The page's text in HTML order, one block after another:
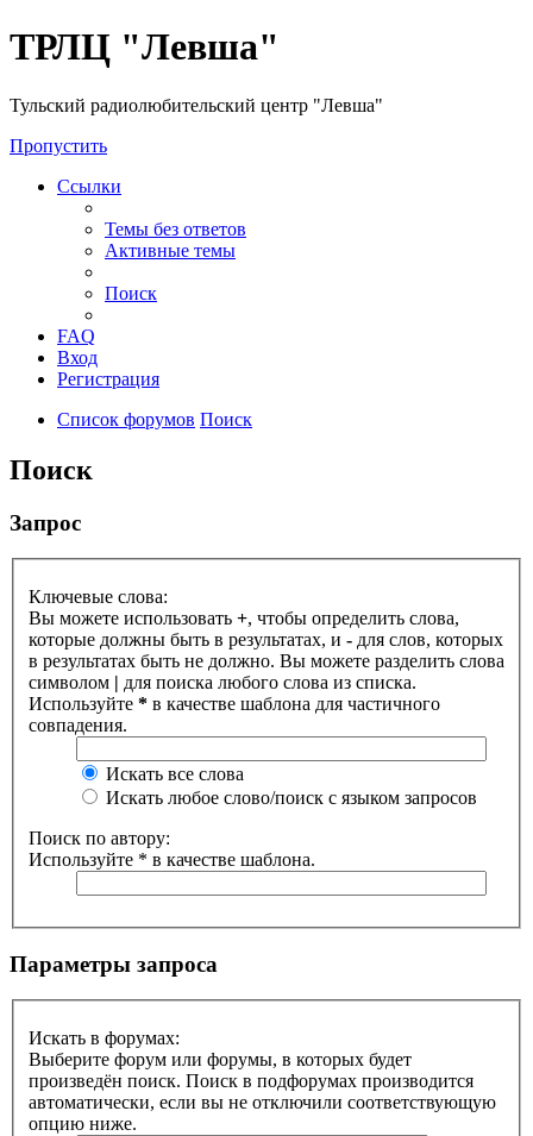
ТРЛЦ "Левша"
Тульский радиолюбительский центр "Левша"
Пропустить
Ссылки
Темы без ответов
Активные темы
Поиск
FAQ
Вход
Регистрация
Список форумов Поиск
Поиск
Запрос
Ключевые слова:
Вы можете использовать +, чтобы определить слова,
которые должны быть в результатах, и - для слов, которых
в результатах быть не должно. Вы можете разделить слова
символом | для поиска любого слова из списка.
Используйте * в качестве шаблона для частичного
совпадения.
Искать все слова
Искать любое слово/поиск с языком запросов
Поиск по автору:
Используйте * в качестве шаблона.
Параметры запроса
Искать в форумах:
Выберите форум или форумы, в которых будет
произведён поиск. Поиск в подфорумах производится
автоматически, если вы не отключили соответствующую
опцию ниже.